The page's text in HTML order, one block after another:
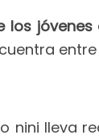
los
nini lleva